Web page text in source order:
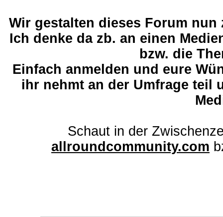
Wir gestalten dieses Forum
Ich denke da zb. an einen
bzw. die
Einfach anmelden und eure
ihr nehmt an der Umfrage teil
Schaut in der
allroundcommunity.com